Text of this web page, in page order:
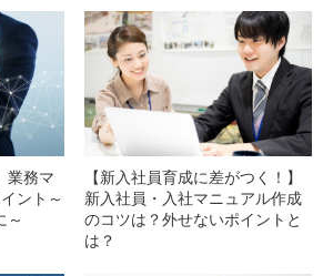
業務マ
ント～
～
【新入社員育成に差がつく！】
新入社員・入社マニュアル作成
のコツは？外せないポイントと
は？